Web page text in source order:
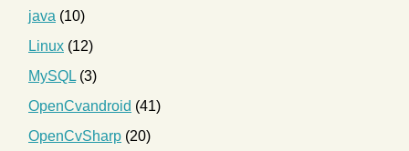
java (10)
Linux (12)
MySQL (3)
OpenCvandroid (41)
OpenCvSharp (20)